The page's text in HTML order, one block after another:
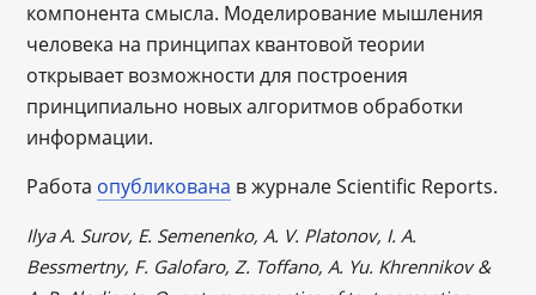
компонента смысла. Моделирование мышления
человека на принципах квантовой теории
открывает возможности для построения
принципиально новых алгоритмов обработки
информации.
Работа опубликована в журнале Scientific Reports.
Ilya A. Surov, E. Semenenko, A. V. Platonov, I. A.
Bessmertny, F. Galofaro, Z. Toffano, A. Yu. Khrennikov &